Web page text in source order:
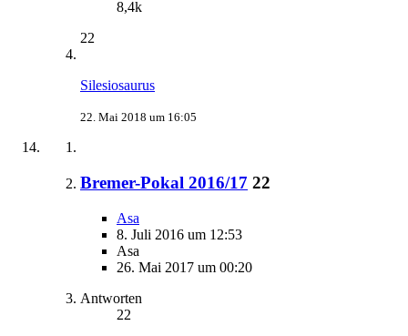
8,4k
22
Silesiosaurus
22. Mai 2018 um 16:05
Bremer-Pokal 2016/17 22
Asa
8. Juli 2016 um 12:53
Asa
26. Mai 2017 um 00:20
Antworten
22